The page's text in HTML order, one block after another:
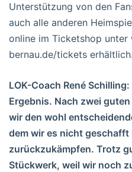
Unterstützung von den
auch alle anderen
online im Ticketshop unter
bernau.de/tickets erhältlich.
LOK-Coach René
Ergebnis. Nach zwei
wir den wohl
dem wir es nicht geschafft
zurückzukämpfen. Trotz
Stückwerk, weil wir noch